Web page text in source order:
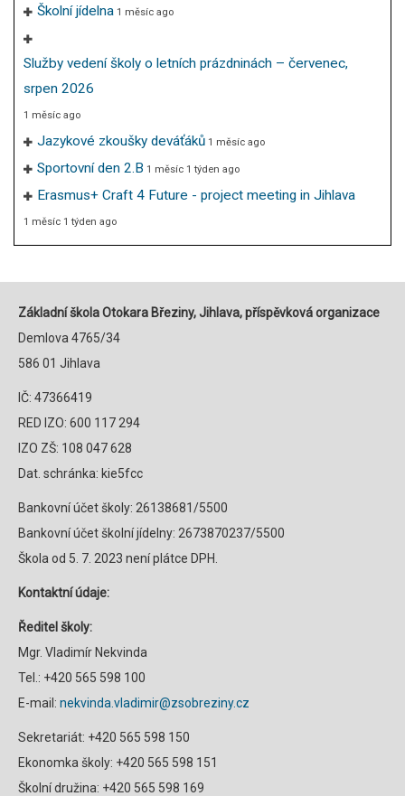
Školní jídelna 1 měsíc ago
Služby vedení školy o letních prázdninách – červenec,
srpen 2026
1 měsíc ago
Jazykové zkoušky deváťáků 1 měsíc ago
Sportovní den 2.B 1 měsíc 1 týden ago
Erasmus+ Craft 4 Future - project meeting in Jihlava
1 měsíc 1 týden ago
Základní škola Otokara Březiny, Jihlava, příspěvková organizace
Demlova 4765/34
586 01 Jihlava
IČ: 47366419
RED IZO: 600 117 294
IZO ZŠ: 108 047 628
Dat. schránka: kie5fcc
Bankovní účet školy: 26138681/5500
Bankovní účet školní jídelny: 2673870237/5500
Škola od 5. 7. 2023 není plátce DPH.
Kontaktní údaje:
Ředitel školy:
Mgr. Vladimír Nekvinda
Tel.: +420 565 598 100
E-mail: nekvinda.vladimir@zsobreziny.cz
Sekretariát: +420 565 598 150
Ekonomka školy: +420 565 598 151
Školní družina: +420 565 598 169